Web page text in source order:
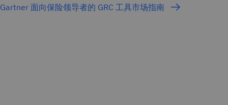
Gartner 面向保险领导者的 GRC 工具市场指南